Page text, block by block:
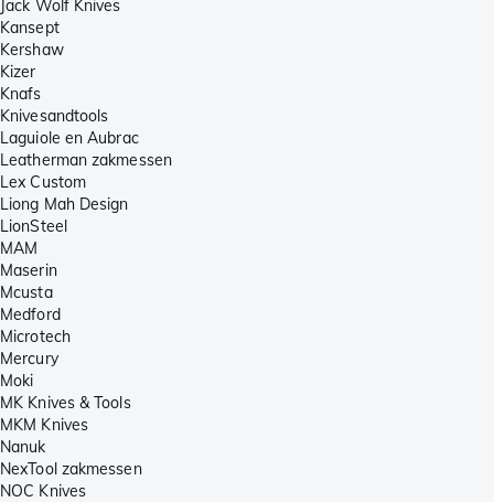
Jack Wolf Knives
Kansept
Kershaw
Kizer
Knafs
Knivesandtools
Laguiole en Aubrac
Leatherman zakmessen
Lex Custom
Liong Mah Design
LionSteel
MAM
Maserin
Mcusta
Medford
Microtech
Mercury
Moki
MK Knives & Tools
MKM Knives
Nanuk
NexTool zakmessen
NOC Knives